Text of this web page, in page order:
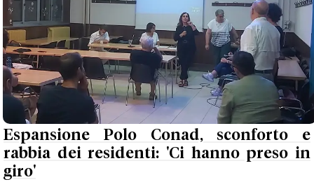
Espansione Polo Conad, sconforto e
rabbia dei residenti: 'Ci hanno preso in
giro'